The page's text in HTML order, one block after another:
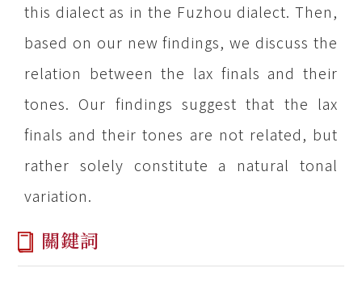
this dialect as in the Fuzhou dialect. Then,
based on our new findings, we discuss the
relation between the lax finals and their
tones. Our findings suggest that the lax
finals and their tones are not related, but
rather solely constitute a natural tonal
variation.
關鍵詞